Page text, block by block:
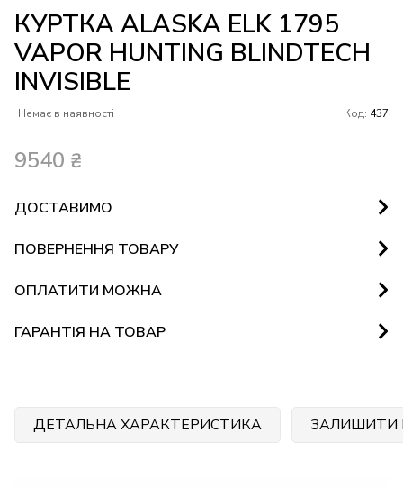
КУРТКА ALASKA ELK 1795
VAPOR HUNTING BLINDTECH
INVISIBLE
Немає в наявності Код: 437
9540 ₴
ДОСТАВИМО
ПОВЕРНЕННЯ ТОВАРУ
ОПЛАТИТИ МОЖНА
ГАРАНТІЯ НА ТОВАР
ДЕТАЛЬНА ХАРАКТЕРИСТИКА ЗАЛИШИТИ